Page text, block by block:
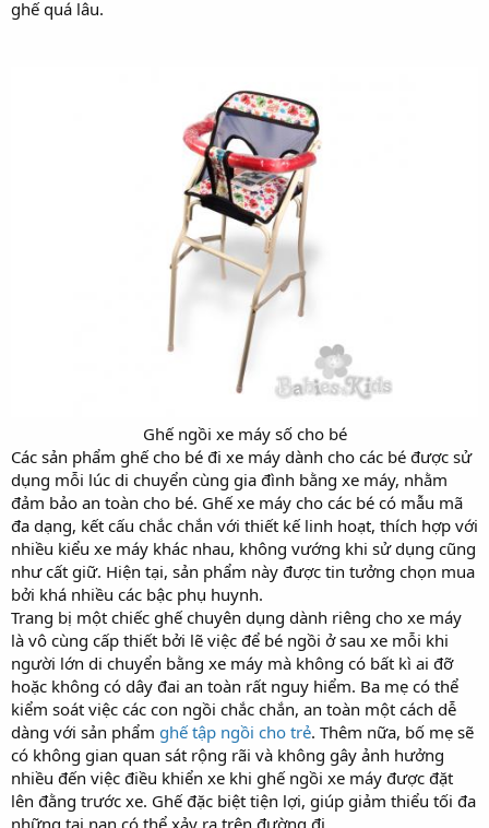
ghế quá lâu.
Ghế ngồi xe máy số cho bé​
Các sản phẩm ghế cho bé đi xe máy dành cho các bé được sử
dụng mỗi lúc di chuyển cùng gia đình bằng xe máy, nhằm
đảm bảo an toàn cho bé. Ghế xe máy cho các bé có mẫu mã
đa dạng, kết cấu chắc chắn với thiết kế linh hoạt, thích hợp với
nhiều kiểu xe máy khác nhau, không vướng khi sử dụng cũng
như cất giữ. Hiện tại, sản phẩm này được tin tưởng chọn mua
bởi khá nhiều các bậc phụ huynh.
Trang bị một chiếc ghế chuyên dụng dành riêng cho xe máy
là vô cùng cấp thiết bởi lẽ việc để bé ngồi ở sau xe mỗi khi
người lớn di chuyển bằng xe máy mà không có bất kì ai đỡ
hoặc không có dây đai an toàn rất nguy hiểm. Ba mẹ có thể
kiểm soát việc các con ngồi chắc chắn, an toàn một cách dễ
dàng với sản phẩm ghế tập ngồi cho trẻ. Thêm nữa, bố mẹ sẽ
có không gian quan sát rộng rãi và không gây ảnh hưởng
nhiều đến việc điều khiển xe khi ghế ngồi xe máy được đặt
lên đằng trước xe. Ghế đặc biệt tiện lợi, giúp giảm thiểu tối đa
những tai nạn có thể xảy ra trên đường đi.